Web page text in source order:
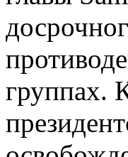
группах.